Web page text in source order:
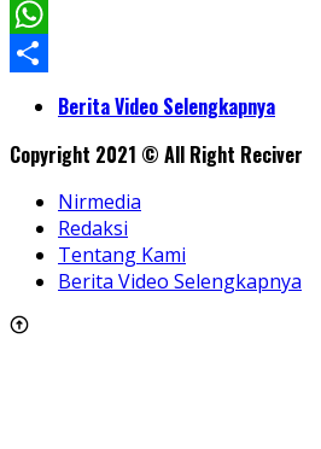
Facebook
WhatsApp
ShareBerita Video Selengkapnya
Copyright 2021 © All Right Reciver
Nirmedia
Redaksi
Tentang Kami
Berita Video Selengkapnya